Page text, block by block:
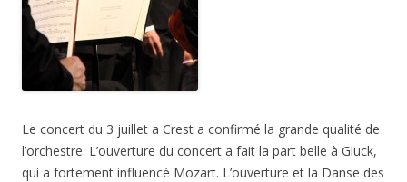
Le concert du 3 juillet a Crest a confirmé la grande qualité de
l’orchestre. L’ouverture du concert a fait la part belle à Gluck,
qui a fortement influencé Mozart. L’ouverture et la Danse des